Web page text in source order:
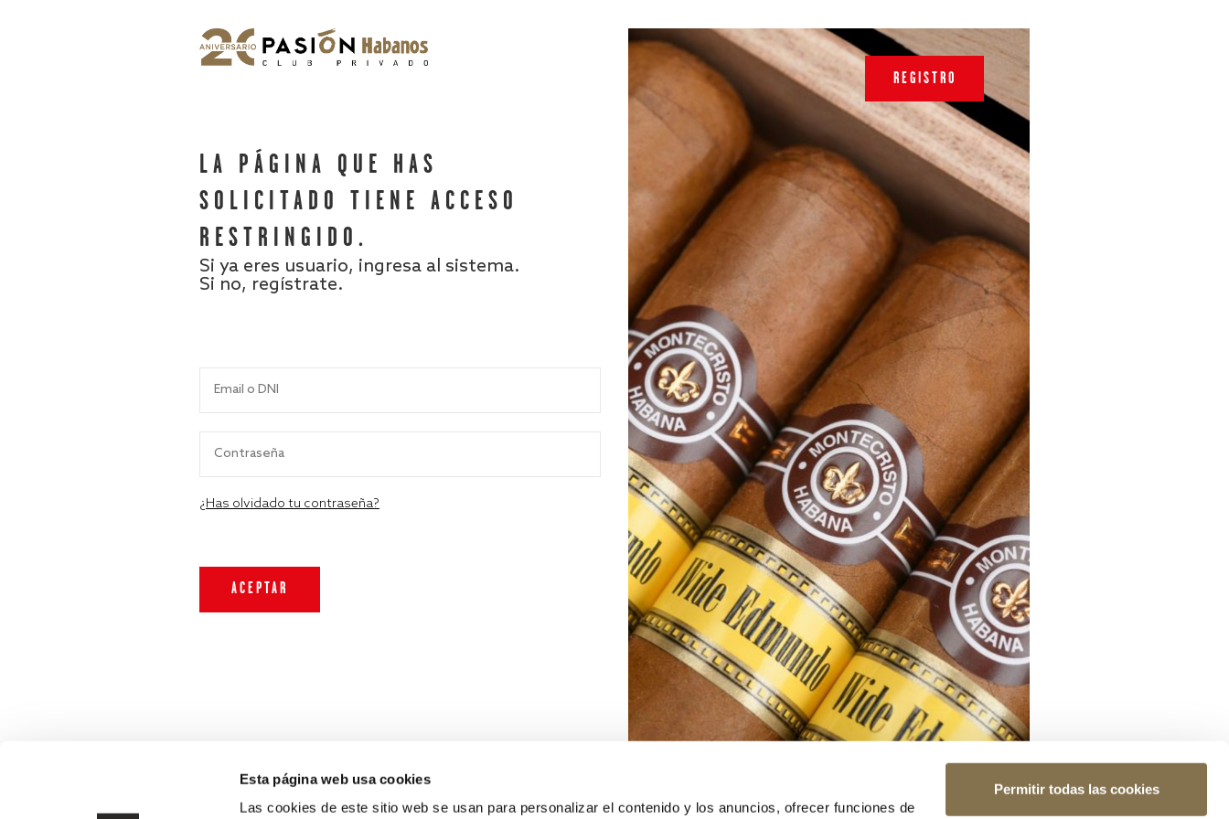
Esta página web usa cookies
Las cookies de este sitio web se usan para personalizar el contenido y los anuncios, ofrecer funciones de
Permitir todas las cookies
LA PÁGINA QUE HAS
SOLICITADO TIENE ACCESO
RESTRINGIDO.
Si ya eres usuario, ingresa al sistema.
Si no, regístrate.
¿Has olvidado tu contraseña?
REGISTRO